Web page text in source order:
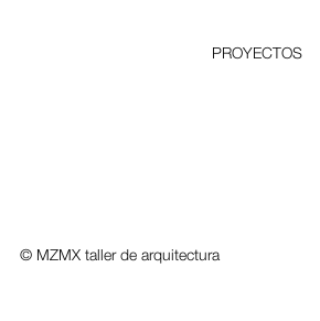
PROYECTOS
© MZMX taller de arquitectura